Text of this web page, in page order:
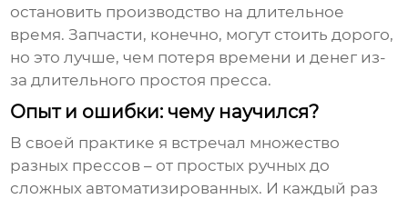
остановить производство на длительное
время. Запчасти, конечно, могут стоить дорого,
но это лучше, чем потеря времени и денег из-
за длительного простоя пресса.
Опыт и ошибки: чему научился?
В своей практике я встречал множество
разных прессов – от простых ручных до
сложных автоматизированных. И каждый раз